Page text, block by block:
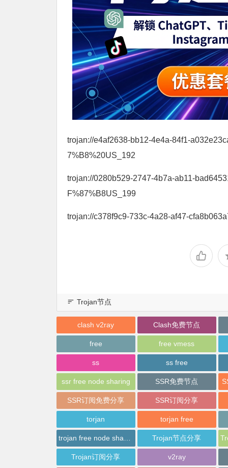
trojan://e4af2638-bb12-4e4a-84f1-
7%B8%20US_192
trojan://0280b529-2747-4b7a-ab11-
F%87%B8US_199
trojan://c378f9c9-733c-4a28-af47-
Trojan节点
clash v2ray Clash免费节点
free free vmess
ss ss free
ssr free node sharing SSR免费节点
SSR订阅免费分享 SSR订阅分享
torjan torjan free
Trojan节点分享
Trojan订阅分享 v2ray